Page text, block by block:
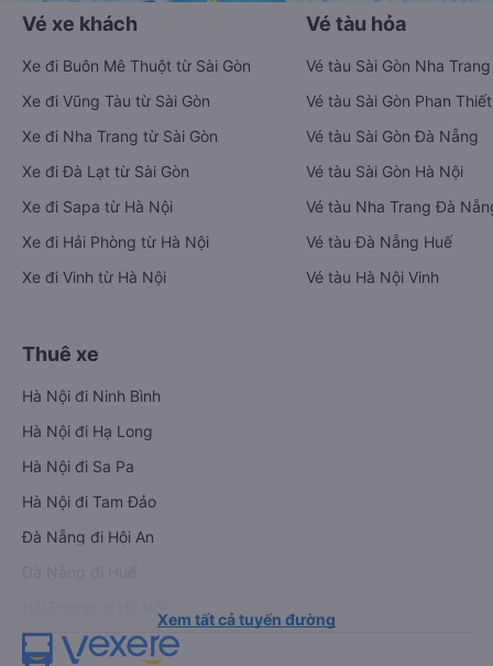
Vé xe khách
Xe đi Buôn Mê Thuột từ Sài Gòn
Xe đi Vũng Tàu từ Sài Gòn
Xe đi Nha Trang từ Sài Gòn
Xe đi Đà Lạt từ Sài Gòn
Xe đi Sapa từ Hà Nội
Xe đi Hải Phòng từ Hà Nội
Xe đi Vinh từ Hà Nội
Vé tàu hỏa
Vé tàu Sài Gòn Nha Trang
Vé tàu Sài Gòn Phan Thiết
Vé tàu Sài Gòn Đà Nẵng
Vé tàu Sài Gòn Hà Nội
Vé tàu Nha Trang Đà
Vé tàu Đà Nẵng Huế
Vé tàu Hà Nội Vinh
Thuê xe
Hà Nội đi Ninh Bình
Hà Nội đi Hạ Long
Hà Nội đi Sa Pa
Hà Nội đi Tam Đảo
Đà Nẵng đi Hội An
Xem tất cả tuyến đường